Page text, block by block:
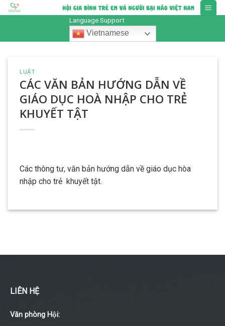
Skip
to
Language Support
Vietnamese
LUẬT
CÁC VĂN BẢN HƯỚNG DẪN VỀ
GIÁO DỤC HOÀ NHẬP CHO TRẺ
KHUYẾT TẬT
Các thông tư, văn bản hướng dẫn về giáo dục hòa
nhập cho trẻ khuyết tật.
LIÊN HỆ
Văn phòng Hội: